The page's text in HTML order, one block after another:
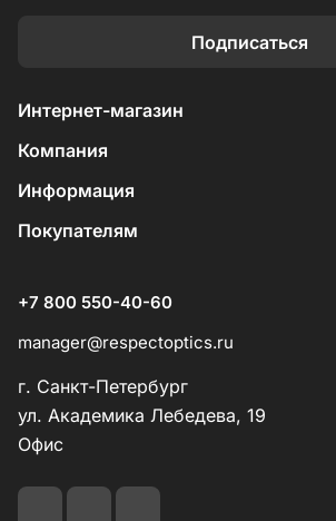
Подписаться
Интернет-магазин
Компания
Информация
Покупателям
+7 800 550-40-60
manager@respectoptics.ru
г. Санкт-Петербург
ул. Академика Лебедева, 19
Офис